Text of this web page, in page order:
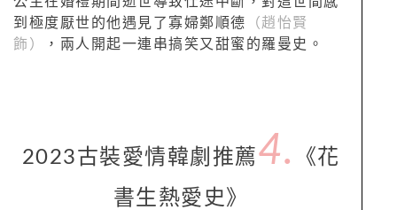
到極度厭世的他遇見了寡婦鄭順德 （趙怡賢
飾）
，兩人開起一連串搞笑又甜蜜的羅曼史。
2023古裝愛情韓劇推薦 4.
《花
書生熱愛史》